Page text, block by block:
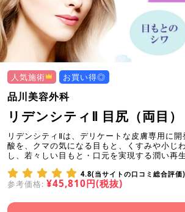
人気施術 お買い得◎
品川美容外科
リデンシティⅡ 目尻（両目）
リデンシティⅡは、デリケートな皮膚専用に
酸を、クマの気になる目もと、くすみや小じ
し、若々しい目もと・口元を実現する潤い再
4.8(当サイトの口コミ総合評価)
参考価格: ¥45,810円(税抜)